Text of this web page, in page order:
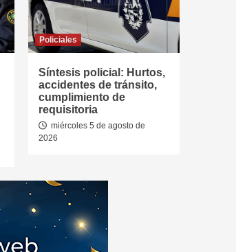
Policiales
Síntesis policial: Hurtos,
accidentes de tránsito,
cumplimiento de
requisitoria
miércoles 5 de agosto de
2026